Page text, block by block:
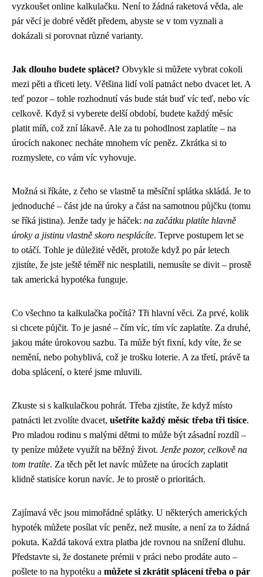
vyzkoušet online kalkulačku. Není to žádná raketová věda, ale
pár věcí je dobré vědět předem, abyste se v tom vyznali a
dokázali si porovnat různé varianty.
Jak dlouho budete splácet? Obvykle si můžete vybrat cokoli
mezi pěti a třiceti lety. Většina lidí volí patnáct nebo dvacet let. A
teď pozor – tohle rozhodnutí vás bude stát buď víc teď, nebo víc
celkově. Když si vyberete delší období, budete každý měsíc
platit míň, což zní lákavě. Ale za tu pohodlnost zaplatíte – na
úrocích nakonec necháte mnohem víc peněz. Zkrátka si to
rozmyslete, co vám víc vyhovuje.
Možná si říkáte, z čeho se vlastně ta měsíční splátka skládá. Je to
jednoduché – část jde na úroky a část na samotnou půjčku (tomu
se říká jistina). Jenže tady je háček: na začátku platíte hlavně
úroky a jistinu vlastně skoro nesplácíte. Teprve postupem let se
to otáčí. Tohle je důležité vědět, protože když po pár letech
zjistíte, že jste ještě téměř nic nesplatili, nemusíte se divit – prostě
tak americká hypotéka funguje.
Co všechno ta kalkulačka počítá? Tři hlavní věci. Za prvé, kolik
si chcete půjčit. To je jasné – čím víc, tím víc zaplatíte. Za druhé,
jakou máte úrokovou sazbu. Ta může být fixní, kdy víte, že se
nemění, nebo pohyblivá, což je trošku loterie. A za třetí, právě ta
doba splácení, o které jsme mluvili.
Zkuste si s kalkulačkou pohrát. Třeba zjistíte, že když místo
patnácti let zvolíte dvacet, ušetříte každý měsíc třeba tři tisíce.
Pro mladou rodinu s malými dětmi to může být zásadní rozdíl –
ty peníze můžete využít na běžný život. Jenže pozor, celkově na
tom tratíte. Za těch pět let navíc můžete na úrocích zaplatit
klidně statisíce korun navíc. Je to prostě o prioritách.
Zajímavá věc jsou mimořádné splátky. U některých amerických
hypoték můžete posílat víc peněz, než musíte, a není za to žádná
pokuta. Každá taková extra platba jde rovnou na snížení dluhu.
Představte si, že dostanete prémii v práci nebo prodáte auto –
pošlete to na hypotéku a můžete si zkrátit splácení třeba o pár